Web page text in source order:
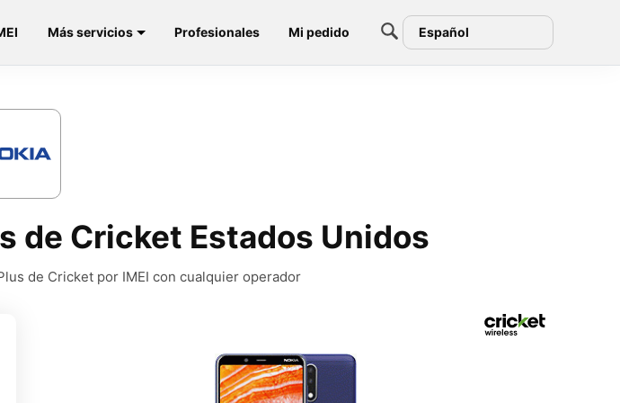
Más servicios Profesionales Mi pedido Español
de Cricket Estados Unidos
de Cricket por IMEI con cualquier operador